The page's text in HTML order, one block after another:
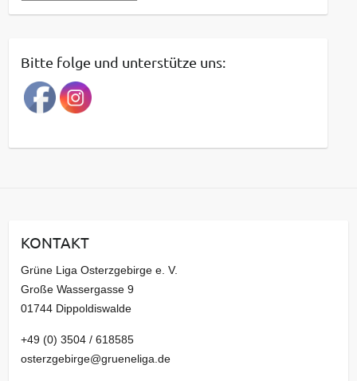
e
r
a
g
a
v
Bitte folge und unterstütze uns:
KONTAKT
Grüne Liga Osterzgebirge e. V.
Große Wassergasse 9
01744 Dippoldiswalde
+49 (0) 3504 / 618585
osterzgebirge@grueneliga.de